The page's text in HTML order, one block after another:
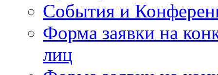
События и
Форма заявки на
лиц